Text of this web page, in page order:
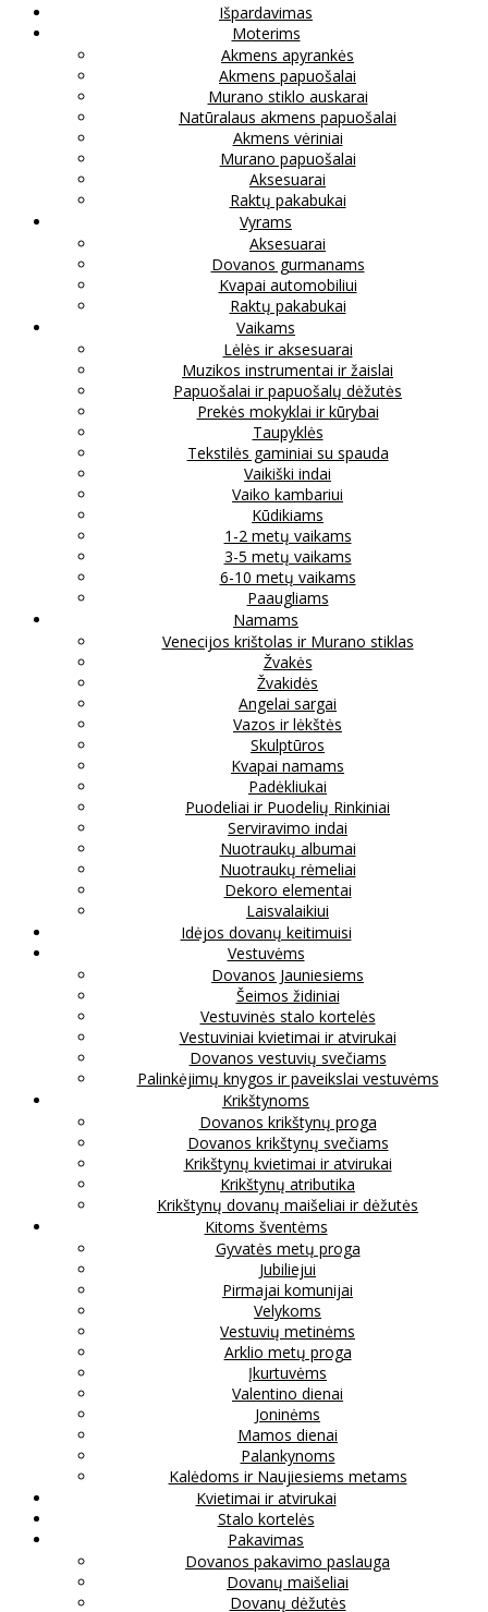
Išpardavimas
Moterims
Akmens apyrankės
Akmens papuošalai
Murano stiklo auskarai
Natūralaus akmens papuošalai
Akmens vėriniai
Murano papuošalai
Aksesuarai
Raktų pakabukai
Vyrams
Aksesuarai
Dovanos gurmanams
Kvapai automobiliui
Raktų pakabukai
Vaikams
Lėlės ir aksesuarai
Muzikos instrumentai ir žaislai
Papuošalai ir papuošalų dėžutės
Prekės mokyklai ir kūrybai
Taupyklės
Tekstilės gaminiai su spauda
Vaikiški indai
Vaiko kambariui
Kūdikiams
1-2 metų vaikams
3-5 metų vaikams
6-10 metų vaikams
Paaugliams
Namams
Venecijos krištolas ir Murano stiklas
Žvakės
Žvakidės
Angelai sargai
Vazos ir lėkštės
Skulptūros
Kvapai namams
Padėkliukai
Puodeliai ir Puodelių Rinkiniai
Serviravimo indai
Nuotraukų albumai
Nuotraukų rėmeliai
Dekoro elementai
Laisvalaikiui
Idėjos dovanų keitimuisi
Vestuvėms
Dovanos Jauniesiems
Šeimos židiniai
Vestuvinės stalo kortelės
Vestuviniai kvietimai ir atvirukai
Dovanos vestuvių svečiams
Palinkėjimų knygos ir paveikslai vestuvėms
Krikštynoms
Dovanos krikštynų proga
Dovanos krikštynų svečiams
Krikštynų kvietimai ir atvirukai
Krikštynų atributika
Krikštynų dovanų maišeliai ir dėžutės
Kitoms šventėms
Gyvatės metų proga
Jubiliejui
Pirmajai komunijai
Velykoms
Vestuvių metinėms
Arklio metų proga
Įkurtuvėms
Valentino dienai
Joninėms
Mamos dienai
Palankynoms
Kalėdoms ir Naujiesiems metams
Kvietimai ir atvirukai
Stalo kortelės
Pakavimas
Dovanos pakavimo paslauga
Dovanų maišeliai
Dovanų dėžutės